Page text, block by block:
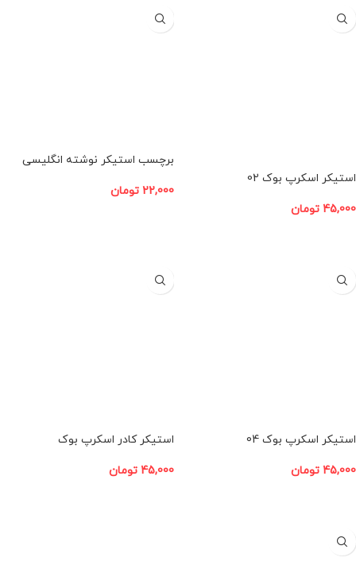
استیکر اسکرپ بوک 02
45,000 تومان
برچسب استیکر نوشته انگلیسی
22,000 تومان
استیکر اسکرپ بوک 04
45,000 تومان
استیکر کادر اسکرپ بوک
45,000 تومان